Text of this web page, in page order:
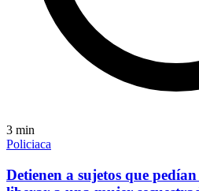
3 min
Policiaca
Detienen a sujetos que